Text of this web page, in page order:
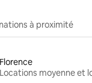
à proximité
Florence